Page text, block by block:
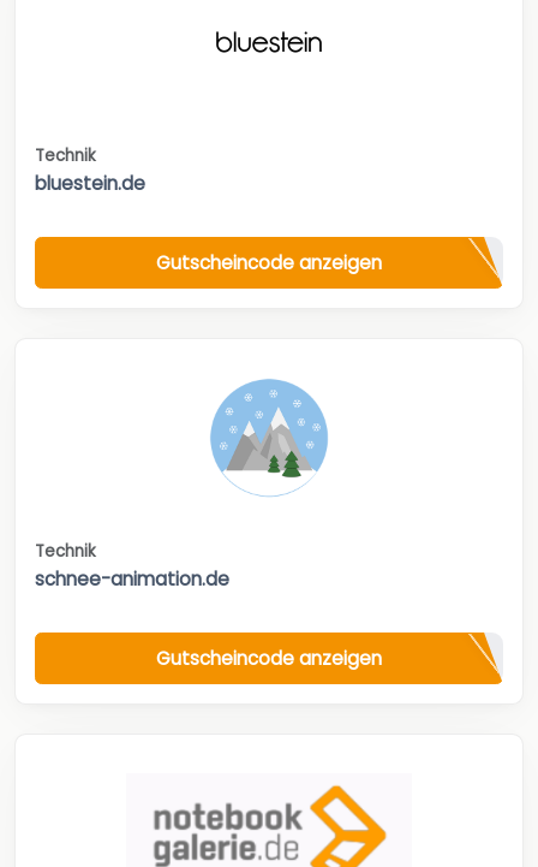
Technik
bluestein.de
Gutscheincode anzeigen
Technik
schnee-animation.de
Gutscheincode anzeigen